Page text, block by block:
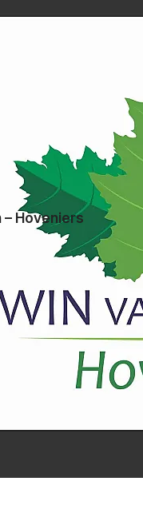
– Hoveniers